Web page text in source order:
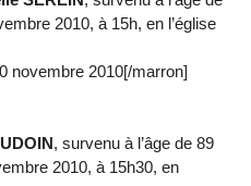
2010, à 15h, en l’église
novembre 2010[/marron]
, survenu à l’âge de 89
2010, à 15h30, en